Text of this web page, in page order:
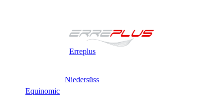
Erreplus
Niedersüss
Equinomic